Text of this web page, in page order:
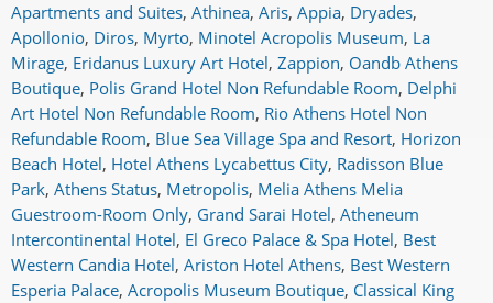
Apartments and Suites, Athinea, Aris, Appia, Dryades,
Apollonio, Diros, Myrto, Minotel Acropolis Museum, La
Mirage, Eridanus Luxury Art Hotel, Zappion, Oandb Athens
Boutique, Polis Grand Hotel Non Refundable Room, Delphi
Art Hotel Non Refundable Room, Rio Athens Hotel Non
Refundable Room, Blue Sea Village Spa and Resort, Horizon
Beach Hotel, Hotel Athens Lycabettus City, Radisson Blue
Park, Athens Status, Metropolis, Melia Athens Melia
Guestroom-Room Only, Grand Sarai Hotel, Atheneum
Intercontinental Hotel, El Greco Palace & Spa Hotel, Best
Western Candia Hotel, Ariston Hotel Athens, Best Western
Esperia Palace, Acropolis Museum Boutique, Classical King